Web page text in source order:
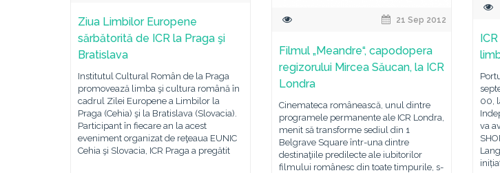
Ziua Limbilor Europene
sărbătorită de ICR la Praga şi
Bratislava
Institutul Cultural Român de la Praga
promovează limba şi cultura română în
cadrul Zilei Europene a Limbilor la
Praga (Cehia) şi la Bratislava (Slovacia).
Participant în fiecare an la acest
eveniment organizat de reţeaua EUNIC
Cehia şi Slovacia, ICR Praga a pregătit
00,
va
21 Sep 2012
Filmul „Meandre“, capodopera
regizorului Mircea Săucan, la ICR
Londra
Cinemateca românească, unul dintre
programele permanente ale ICR Londra,
menit să transforme sediul din 1
Belgrave Square într-una dintre
destinaţiile predilecte ale iubitorilor
filmului românesc din toate timpurile, s-